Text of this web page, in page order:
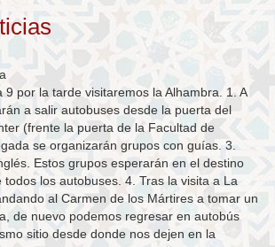
9 por la tarde visitaremos la Alhambra. 1. A
a salir autobuses desde la puerta del
(frente la puerta de la Facultad de
se organizarán grupos con guías. 3.
Estos grupos esperarán en el destino
todos los autobuses. 4. Tras la visita a La
al Carmen de los Mártires a tomar un
de nuevo podemos regresar en autobús
sitio desde donde nos dejen en la